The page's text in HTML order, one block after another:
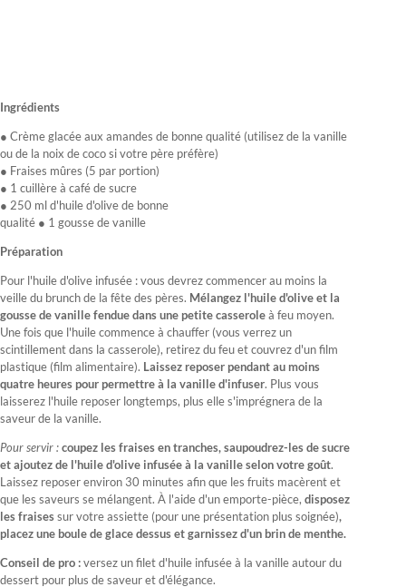
Ingrédients
● Crème glacée aux amandes de bonne qualité (utilisez de la vanille
ou de la noix de coco si votre père préfère)
● Fraises mûres (5 par portion)
● 1 cuillère à café de sucre
● 250 ml d'huile d'olive de bonne
qualité ● 1 gousse de vanille
Préparation
Pour l'huile d'olive infusée : vous devrez commencer au moins la
veille du brunch de la fête des pères. Mélangez l'huile d'olive et la
gousse de vanille fendue dans une petite casseroleà feu moyen.
Une fois que l'huile commence à chauffer (vous verrez un
scintillement dans la casserole), retirez du feu et couvrez d'un film
plastique (film alimentaire). Laissez reposer pendant au moins
quatre heures pour permettre à la vanille d'infuser. Plus vous
laisserez l'huile reposer longtemps, plus elle s'imprégnera de la
saveur de la vanille.
Pour servir :coupez les fraises en tranches, saupoudrez-les de sucre
et ajoutez de l'huile d'olive infusée à la vanille selon votre goût.
Laissez reposer environ 30 minutes afin que les fruits macèrent et
que les saveurs se mélangent. À l'aide d'un emporte-pièce, disposez
les fraisessur votre assiette (pour une présentation plus soignée),
placez une boule de glace dessus et garnissez d'un brin de menthe.
Conseil de pro :versez un filet d'huile infusée à la vanille autour du
dessert pour plus de saveur et d'élégance.